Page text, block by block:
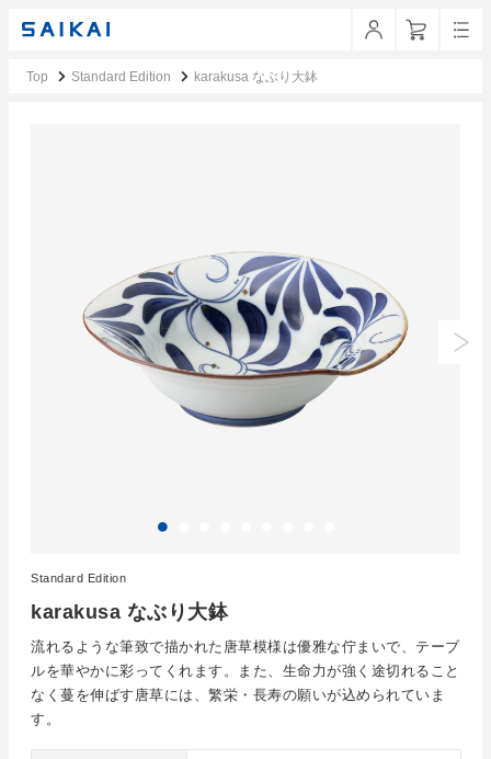
Top Standard Edition karakusa なぶり大鉢
karakusa なぶり大鉢
Standard Edition
流れるような筆致で描かれた唐草模様は優雅な佇まいで、テーブ
ルを華やかに彩ってくれます。また、生命力が強く途切れること
なく蔓を伸ばす唐草には、繁栄・長寿の願いが込められていま
す。